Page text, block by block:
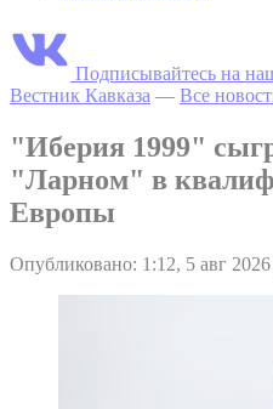
Подписывайтесь на
Вестник Кавказа — Все
"Иберия 1999"
"Ларном" в
Европы
Опубликовано: 1:12, 5 авг